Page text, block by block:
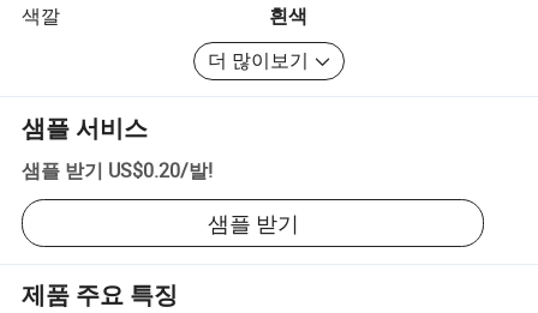
색깔
흰색
더 많이보기
샘플 서비스
샘플 받기 US$0.20/발!
샘플 받기
제품 주요 특징